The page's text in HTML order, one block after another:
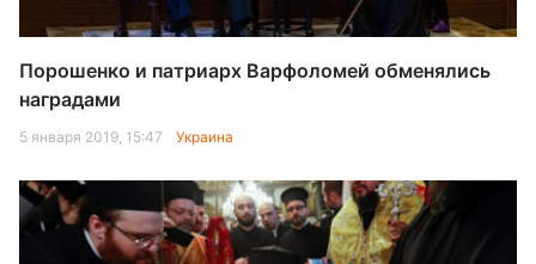
Порошенко и патриарх Варфоломей обменялись
наградами
5 января 2019, 15:47 Украина